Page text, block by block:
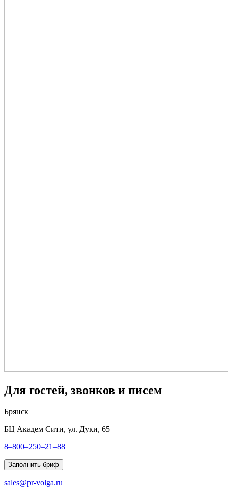
Для гостей, звонков и писем
Брянск
БЦ Академ Сити, ул. Дуки, 65
8–800–250–21–88
Заполнить бриф
sales@pr-volga.ru